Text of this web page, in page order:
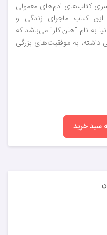
کتاب‌های ادم‌های معمولی
این کتاب ماجرای زندگی و
به نام "هلن کلر" می‌باشد که
داشته، به موفقیت‌های بزرگی
سبد خرید